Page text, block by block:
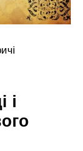
і